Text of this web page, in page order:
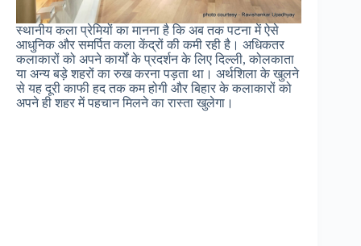
स्थानीय कला प्रेमियों का मानना है कि अब तक पटना में ऐसे
आधुनिक और समर्पित कला केंद्रों की कमी रही है। अधिकतर
कलाकारों को अपने कार्यों के प्रदर्शन के लिए दिल्ली, कोलकाता
या अन्य बड़े शहरों का रुख करना पड़ता था। अर्थशिला के खुलने
से यह दूरी काफी हद तक कम होगी और बिहार के कलाकारों को
अपने ही शहर में पहचान मिलने का रास्ता खुलेगा।